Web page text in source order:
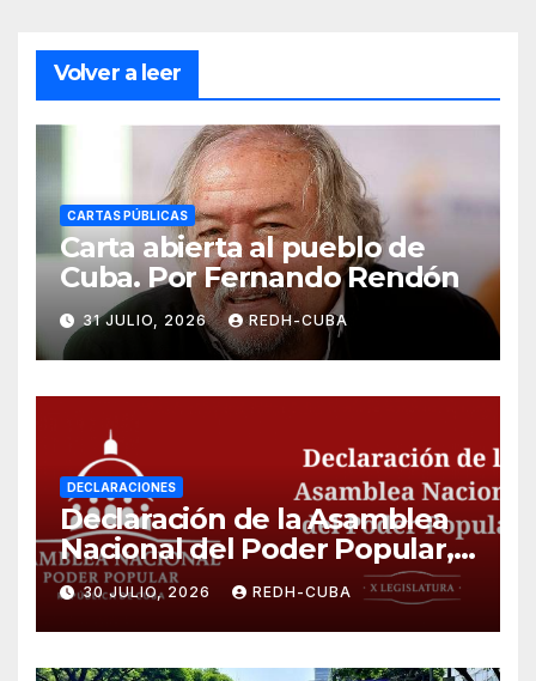
Volver a leer
CARTAS PÚBLICAS
Carta abierta al pueblo de
Cuba. Por Fernando Rendón
31 JULIO, 2026 REDH-CUBA
DECLARACIONES
Declaración de la Asamblea
Nacional del Poder Popular,
¡Cesen el cerco energético y
el castigo colectivo al pueblo
cubano!
30 JULIO, 2026 REDH-CUBA